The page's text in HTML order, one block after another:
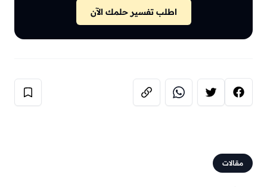
اطلب تفسير حلمك الآن
مقالات